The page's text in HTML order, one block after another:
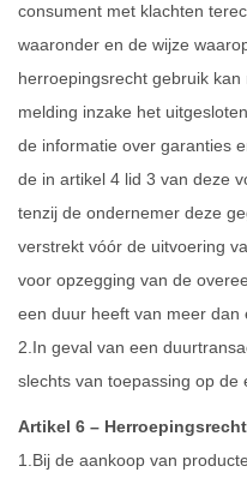
consument met klachten
waaronder en de wijze
herroepingsrecht gebruik
melding inzake het
de informatie over garanties
de in artikel 4 lid 3 van deze
tenzij de ondernemer deze
verstrekt vóór de uitvoering
voor opzegging van de
een duur heeft van meer dan
2.In geval van een
slechts van toepassing op de
Artikel 6 – Herroepingsrecht
1.Bij de aankoop van